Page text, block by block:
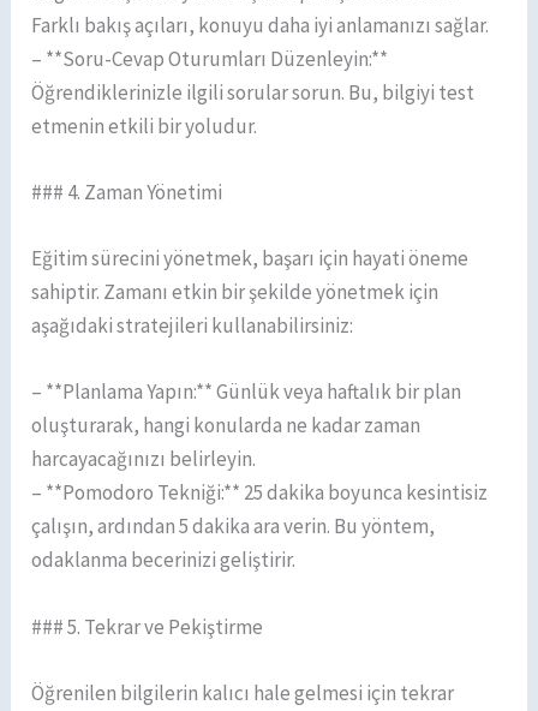
Farklı bakış açıları, konuyu daha iyi anlamanızı sağlar.
– **Soru-Cevap Oturumları Düzenleyin:**
Öğrendiklerinizle ilgili sorular sorun. Bu, bilgiyi test
etmenin etkili bir yoludur.
### 4. Zaman Yönetimi
Eğitim sürecini yönetmek, başarı için hayati öneme
sahiptir. Zamanı etkin bir şekilde yönetmek için
aşağıdaki stratejileri kullanabilirsiniz:
– **Planlama Yapın:** Günlük veya haftalık bir plan
oluşturarak, hangi konularda ne kadar zaman
harcayacağınızı belirleyin.
– **Pomodoro Tekniği:** 25 dakika boyunca kesintisiz
çalışın, ardından 5 dakika ara verin. Bu yöntem,
odaklanma becerinizi geliştirir.
### 5. Tekrar ve Pekiştirme
Öğrenilen bilgilerin kalıcı hale gelmesi için tekrar